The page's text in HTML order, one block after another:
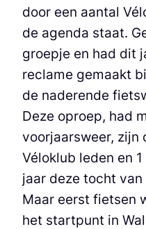
door een aantal
de agenda staat.
groepje en had dit
reclame gemaakt
de naderende
Deze oproep, had
voorjaarsweer, zijn
Véloklub leden en
jaar deze tocht
Maar eerst fietsen
het startpunt in